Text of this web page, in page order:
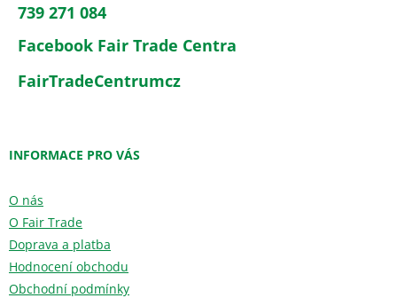
739 271 084
Facebook Fair Trade Centra
FairTradeCentrumcz
INFORMACE PRO VÁS
O nás
O Fair Trade
Doprava a platba
Hodnocení obchodu
Obchodní podmínky